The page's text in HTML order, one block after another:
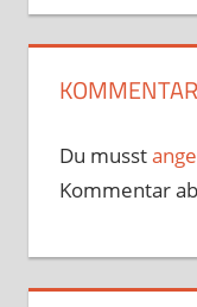
Du musst
Kommentar